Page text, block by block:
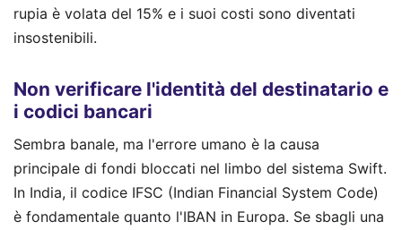
rupia è volata del 15% e i suoi costi sono diventati
insostenibili.
Non verificare l'identità del destinatario e
i codici bancari
Sembra banale, ma l'errore umano è la causa
principale di fondi bloccati nel limbo del sistema Swift.
In India, il codice IFSC (Indian Financial System Code)
è fondamentale quanto l'IBAN in Europa. Se sbagli una